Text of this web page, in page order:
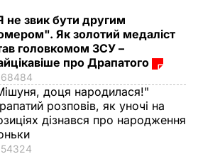
не звик бути другим
Як золотий медаліст
головкомом ЗСУ –
про Драпатого
68484
доця народилася!"
розповів, як уночі на
дізнався про народження
54324